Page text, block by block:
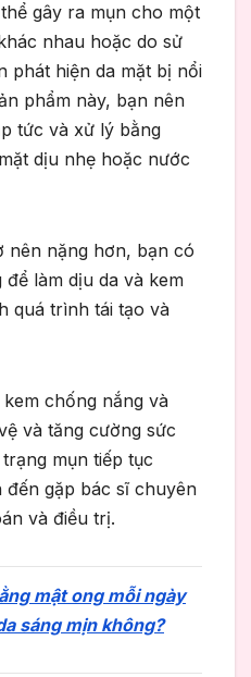
gây ra mụn cho một
nhau hoặc do sử
phát hiện da mặt bị nổi
phẩm này, bạn nên
tức và xử lý bằng
dịu nhẹ hoặc nước
nên nặng hơn, bạn có
làm dịu da và kem
quá trình tái tạo và
chống nắng và
và tăng cường sức
mụn tiếp tục
đến gặp bác sĩ chuyên
và điều trị.
mật ong mỗi ngày
sáng mịn không?